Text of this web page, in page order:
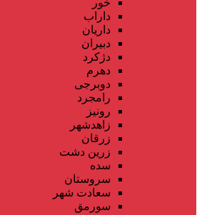
داراب
داریان
دبیران
دژکرد
دهرم
دوبرجی
رامجرد
رونیز
زاهدشهر
زرقان
زرین دشت
سده
سروستان
سعادت شهر
سورمق